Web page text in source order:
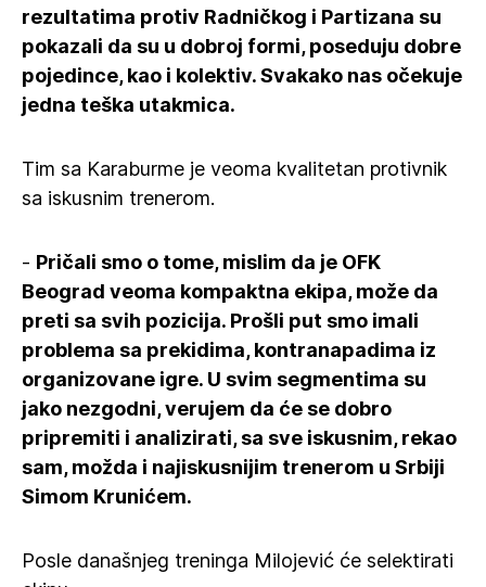
rezultatima protiv Radničkog i Partizana su
pokazali da su u dobroj formi, poseduju dobre
pojedince, kao i kolektiv. Svakako nas očekuje
jedna teška utakmica.
Tim sa Karaburme je veoma kvalitetan protivnik
sa iskusnim trenerom.
- Pričali smo o tome, mislim da je OFK
Beograd veoma kompaktna ekipa, može da
preti sa svih pozicija. Prošli put smo imali
problema sa prekidima, kontranapadima iz
organizovane igre. U svim segmentima su
jako nezgodni, verujem da će se dobro
pripremiti i analizirati, sa sve iskusnim, rekao
sam, možda i najiskusnijim trenerom u Srbiji
Simom Krunićem.
Posle današnjeg treninga Milojević će selektirati